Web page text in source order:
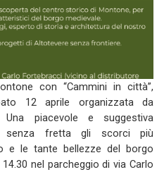
con “Cammini in città”,
12 aprile organizzata da
Una piacevole e suggestiva
senza fretta gli scorci più
e le tante bellezze del borgo
nel parcheggio di via Carlo